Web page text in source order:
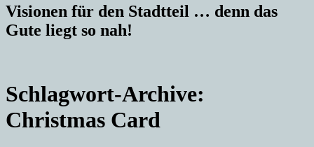
Visionen für den Stadtteil … denn das
Gute liegt so nah!
Schlagwort-Archive:
Christmas Card